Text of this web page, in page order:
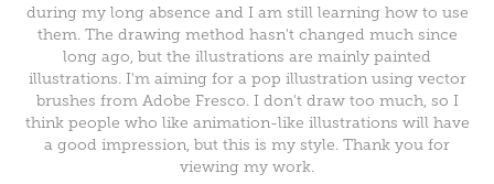
during my long absence and I am still learning how to use
them. The drawing method hasn't changed much since
long ago, but the illustrations are mainly painted
illustrations. I'm aiming for a pop illustration using vector
brushes from Adobe Fresco. I don't draw too much, so I
think people who like animation-like illustrations will have
a good impression, but this is my style. Thank you for
viewing my work.